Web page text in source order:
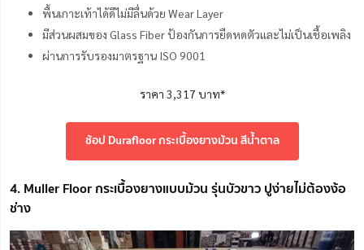
พื้นเกาะเท้าได้ดีไม่มีลื่นด้วย Wear Layer
มีส่วนผสมของ Glass Fiber ป้องกันการยืดหดตัวและไม่เป็นเชื้อเพลิง
ผ่านการรับรองมาตรฐาน ISO 9001
ราคา 3,317 บาท*
ช้อป Durafloor กระเบื้องยางม้วน สีน้ำตาล
4. Muller Floor กระเบื้องยางแบบม้วน รุ่นบัวขาว ปูง่ายไม่ต้องง้อ
ช่าง